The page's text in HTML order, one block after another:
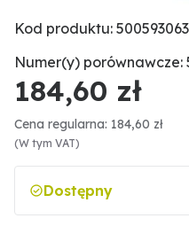
Kod produktu:
Numer(y) porównawcze:
184,60 zł
Cena regularna: 184,60 zł
(W tym VAT)
Dostępny